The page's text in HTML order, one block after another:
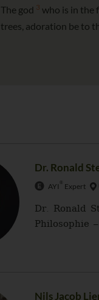
The god 3 who is in the
trees, adoration be to
Dr. Ronald
AYI Expert
Dr. Ronald
Philosophie
Nils Jacob